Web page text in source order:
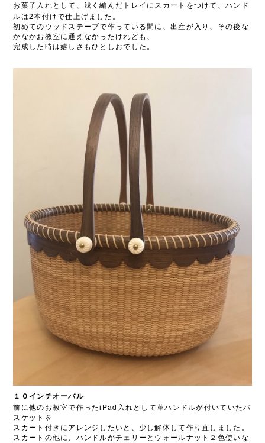
お菓子入れとして、浅く編んだトレイにスカートをつけて、ハンド
ルは2本付けで仕上げました。
初めてのウッドステーブで作っている間に、出産が入り、その後な
かなかお教室に通えなかったけれども、
完成した時は嬉しさもひとしおでした。
１０インチオーバル
前に他のお教室で作ったiPad 入れとして革ハンドルが付いていたバ
スケットを
スカート付きにアレンジしたいと、少し解体して作り直しました。
スカートの他に、ハンドルがチェリーとウォールナット２色使いな